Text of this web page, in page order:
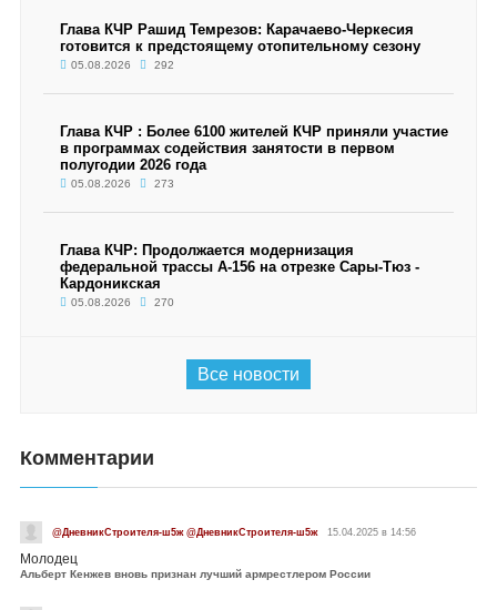
Глава КЧР Рашид Темрезов: Карачаево-Черкесия
готовится к предстоящему отопительному сезону
05.08.2026 292
Глава КЧР : Более 6100 жителей КЧР приняли участие
в программах содействия занятости в первом
полугодии 2026 года
05.08.2026 273
Глава КЧР: Продолжается модернизация
федеральной трассы А-156 на отрезке Сары-Тюз -
Кардоникская
05.08.2026 270
Все новости
Комментарии
@ДневникСтроителя-ш5ж @ДневникСтроителя-ш5ж 15.04.2025 в 14:56
Молодец
Альберт Кенжев вновь признан лучший армрестлером России